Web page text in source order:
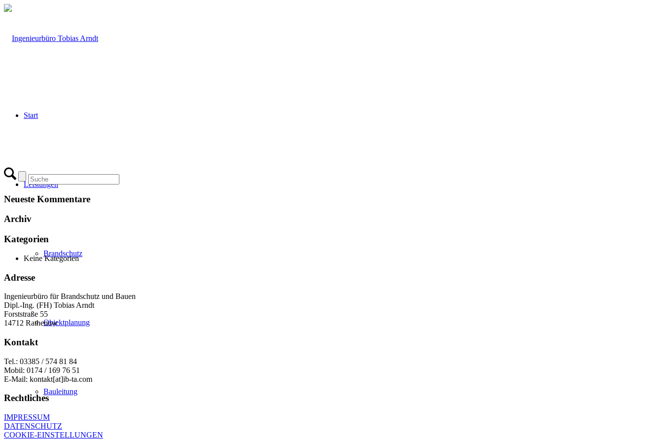
Start
Leistungen
Brandschutz
Objektplanung
Bauleitung
Neueste Kommentare
Archiv
Kategorien
Keine Kategorien
Adresse
Ingenieurbüro für Brandschutz und Bauen
Dipl.-Ing. (FH) Tobias Arndt
Forststraße 55
14712 Rathenow
Kontakt
Tel.: 03385 / 574 81 84
Mobil: 0174 / 169 76 51
E-Mail: kontakt[at]ib-ta.com
Rechtliches
IMPRESSUM
DATENSCHUTZ
COOKIE-EINSTELLUNGEN